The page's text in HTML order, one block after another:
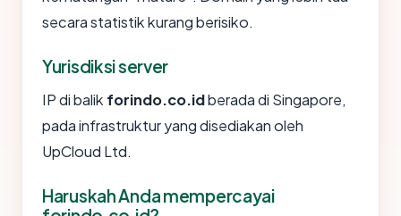
secara statistik kurang berisiko.
Yurisdiksi server
IP di balik forindo.co.idberada di Singapore,
pada infrastruktur yang disediakan oleh
UpCloud Ltd.
Haruskah Anda mempercayai